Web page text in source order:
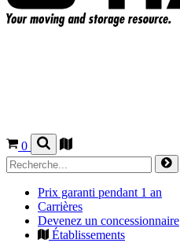
0
Prix garanti pendant 1 an
Carrières
Devenez un concessionnaire
Établissements